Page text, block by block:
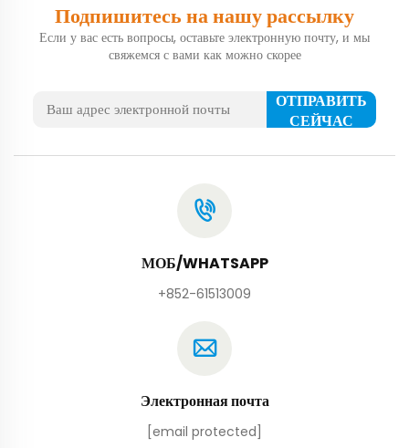
Подпишитесь на нашу рассылку
Если у вас есть вопросы, оставьте электронную почту, и мы
свяжемся с вами как можно скорее
ОТПРАВИТЬ
СЕЙЧАС
МОБ/WHATSAPP
+852-61513009
Электронная почта
[email protected]